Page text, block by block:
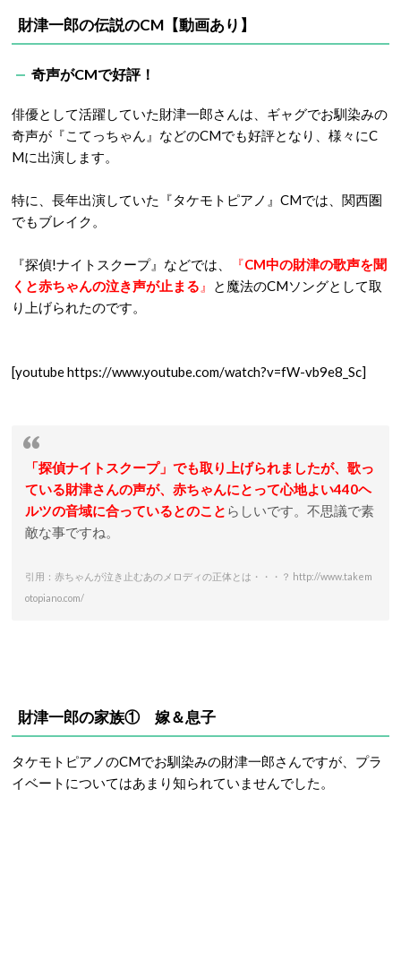
財津一郎の伝説のCM【動画あり】
奇声がCMで好評！
俳優として活躍していた財津一郎さんは、ギャグでお馴染みの
奇声が『こてっちゃん』などのCMでも好評となり、様々にC
Mに出演します。
特に、長年出演していた『タケモトピアノ』CMでは、関西圏
でもブレイク。
『探偵!ナイトスクープ』などでは、 『CM中の財津の歌声を聞
くと赤ちゃんの泣き声が止まる 』
と魔法のCMソングとして取
り上げられたのです。
[youtube https://www.youtube.com/watch?v=fW-vb9e8_Sc]
「探偵ナイトスクープ」でも取り上げられましたが、歌っ
ている財津さんの声が、赤ちゃんにとって心地よい440ヘ
ルツの音域に合っているとのこと らしいです。不思議で素
敵な事ですね。
引用：赤ちゃんが泣き止むあのメロディの正体とは・・・？ http://www.takem
otopiano.com/
財津一郎の家族① 嫁＆息子
タケモトピアノのCMでお馴染みの財津一郎さんですが、プラ
イベートについてはあまり知られていませんでした。